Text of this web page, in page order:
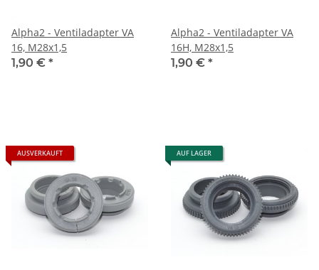
Alpha2 - Ventiladapter VA
16, M28x1,5
1,90 € *
Alpha2 - Ventiladapter VA
16H, M28x1,5
1,90 € *
AUSVERKAUFT AUF LAGER